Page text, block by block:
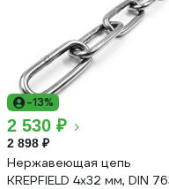
-13%
2 530 ₽
2 898 ₽
Нержавеющая цепь
KREPFIELD 4x32 мм, DIN